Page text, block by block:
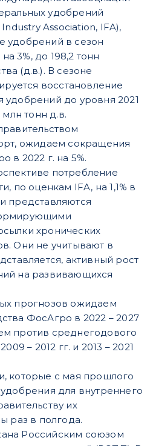
удобрений
Association, IFA),
удобрений в сезон
3%, до 198,2 тонн
(д.в.). В сезоне
восстановление
удобрений до уровня 2021
млн тонн д.в.
ожидаем сокращения
в 2022 г. на 5%.
потребление
по оценкам IFA, на 1,1% в
представляются
хронических
Они не учитывают в
активный рост
на развивающихся
прогнозов ожидаем
ФосАгро в 2022 – 2027
против среднегодового
– 2012 гг. и 2013 – 2021
которые с мая прошлого
для внутреннего
их
раз в полгода.
Российским союзом